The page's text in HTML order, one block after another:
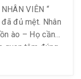
VIÊN “
đủ mệt. Nhân
ào – Họ cần
tâm đúng
đi xa, họ […]